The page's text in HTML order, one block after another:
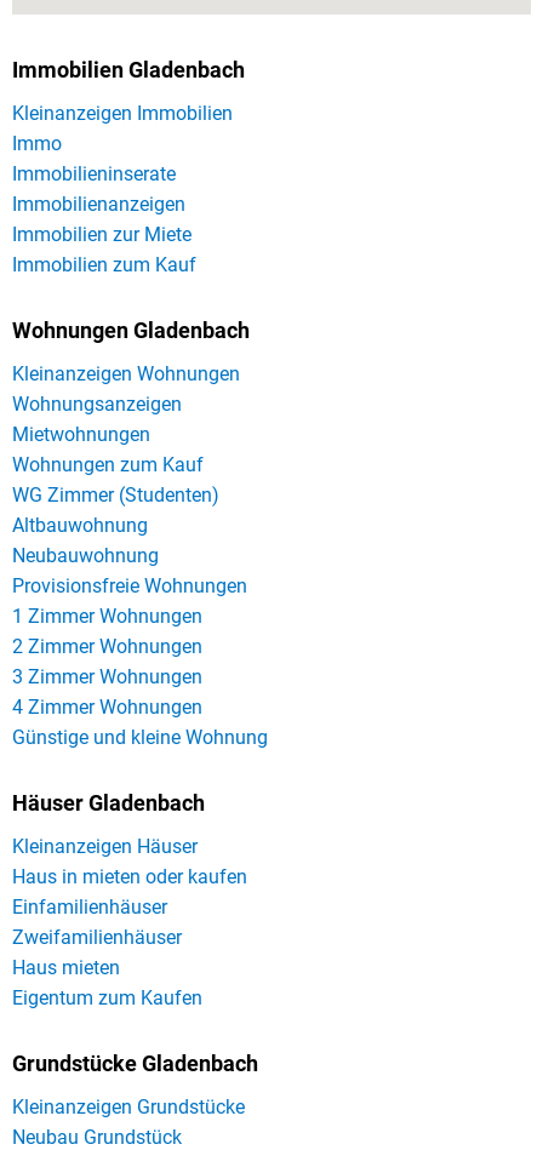
Immobilien Gladenbach
Kleinanzeigen Immobilien
Immo
Immobilieninserate
Immobilienanzeigen
Immobilien zur Miete
Immobilien zum Kauf
Wohnungen Gladenbach
Kleinanzeigen Wohnungen
Wohnungsanzeigen
Mietwohnungen
Wohnungen zum Kauf
WG Zimmer (Studenten)
Altbauwohnung
Neubauwohnung
Provisionsfreie Wohnungen
1 Zimmer Wohnungen
2 Zimmer Wohnungen
3 Zimmer Wohnungen
4 Zimmer Wohnungen
Günstige und kleine Wohnung
Häuser Gladenbach
Kleinanzeigen Häuser
Haus in mieten oder kaufen
Einfamilienhäuser
Zweifamilienhäuser
Haus mieten
Eigentum zum Kaufen
Grundstücke Gladenbach
Kleinanzeigen Grundstücke
Neubau Grundstück